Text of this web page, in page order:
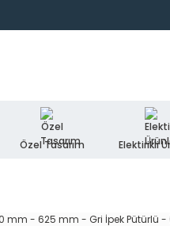
Özel Tasarım Elektirikli